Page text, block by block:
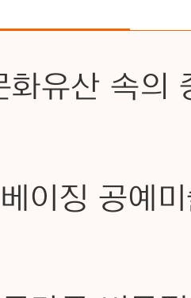
화유산 속의
이징 공예